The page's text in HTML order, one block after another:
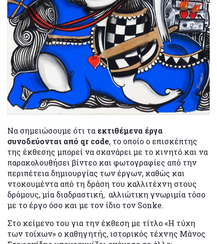
Να σημειώσουμε ότι τα εκτιθέμενα έργα
συνοδεύονται από qr code, το οποίο ο επισκέπτης
της έκθεσης μπορεί να σκανάρει με το κινητό και να
παρακολουθήσει βίντεο και φωτογραφίες από την
περιπέτεια δημιουργίας των έργων, καθώς και
ντοκουμέντα από τη δράση του καλλιτέχνη στους
δρόμους, μία διαδραστική, αλλιώτικη γνωριμία τόσο
με το έργο όσο και με τον ίδιο τον Sonke.
Στο κείμενο του για την έκθεση με τίτλο «Η τύχη
των τοίχων» ο καθηγητής, ιστορικός τέχνης Μάνος